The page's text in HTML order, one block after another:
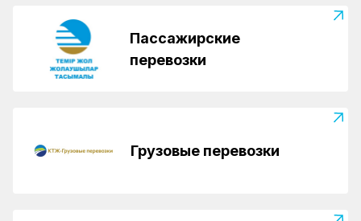
Пассажирские
перевозки
Грузовые перевозки